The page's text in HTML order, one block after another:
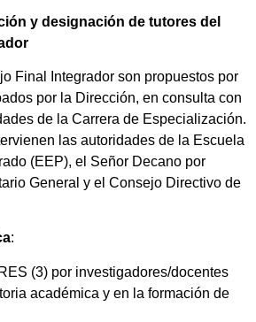
y designación de tutores del
Final Integrador son propuestos por
por la Dirección, en consulta con
de la Carrera de Especialización.
las autoridades de la Escuela
(EEP), el Señor Decano por
General y el Consejo Directivo de
:
(3) por investigadores/docentes
académica y en la formación de